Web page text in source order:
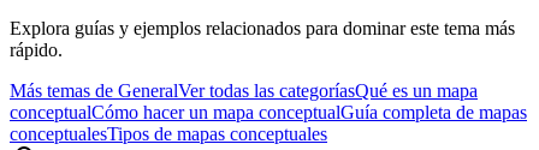
Explora guías y ejemplos relacionados para dominar este tema más
rápido.
Más temas de GeneralVer todas las categoríasQué es un mapa
conceptualCómo hacer un mapa conceptualGuía completa de mapas
conceptualesTipos de mapas conceptuales